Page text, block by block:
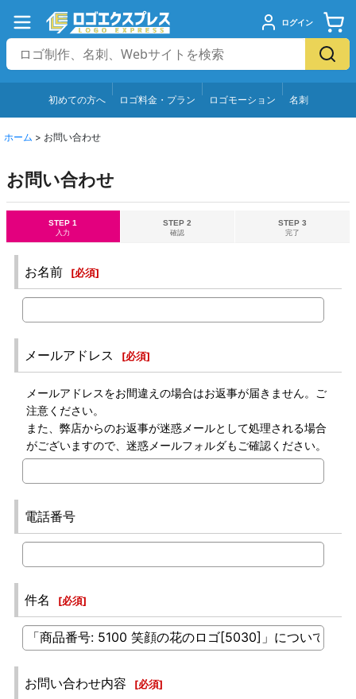
ログイン
初めての方へ ロゴ料金・プラン ロゴモーション 名刺
ホーム > お問い合わせ
お問い合わせ
STEP 1
入力
STEP 2
確認
STEP 3
完了
お名前 [必須]
メールアドレス [必須]
メールアドレスをお間違えの場合はお返事が届きません。ご
注意ください。
また、弊店からのお返事が迷惑メールとして処理される場合
がございますので、迷惑メールフォルダもご確認ください。
電話番号
件名 [必須]
お問い合わせ内容 [必須]